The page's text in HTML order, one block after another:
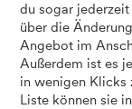
du sogar
über die
Angebot im
Außerdem ist es
in wenigen Klicks
Liste können sie